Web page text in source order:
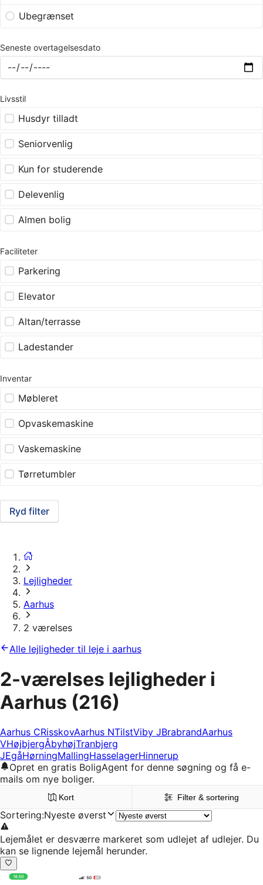
Ubegrænset
Seneste overtagelsesdato
Livsstil
Husdyr tilladt
Seniorvenlig
Kun for studerende
Delevenlig
Almen bolig
Faciliteter
Parkering
Elevator
Altan/terrasse
Ladestander
Inventar
Møbleret
Opvaskemaskine
Vaskemaskine
Tørretumbler
Ryd filter
Lejligheder
Aarhus
2 værelses
Alle lejligheder til leje i aarhus
2-værelses lejligheder i
Aarhus (216)
Aarhus CRisskovAarhus NTilstViby JBrabrandAarhus
VHøjbjergÅbyhøjTranbjerg
JEgåHørningMallingHasselagerHinnerup
Opret en gratis BoligAgent for denne søgning og få e-
mails om nye boliger.
Kort Filter & sortering
Sortering:Nyeste øverst
Lejemålet er desværre markeret som udlejet af udlejer. Du
kan se lignende lejemål herunder.